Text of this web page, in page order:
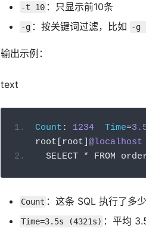
-t 10 ：只显示前10条
-g ：按关键词过滤，比如 -g
输出示例：
text
Count : 1234 Time=
root
root @localhost
  SELECT
* FROM
Count ：这条 SQL 执行了多
Time=3.5s (4321s) ：平均